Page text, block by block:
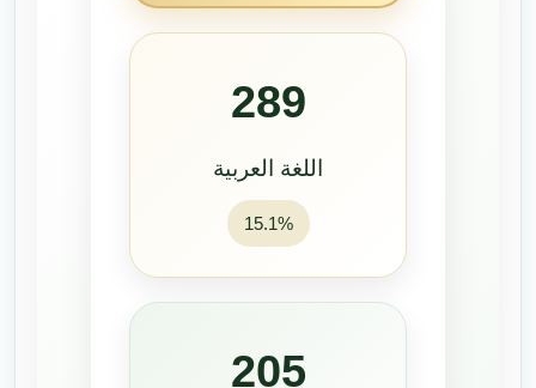
289
اللغة العربية
15.1%
205